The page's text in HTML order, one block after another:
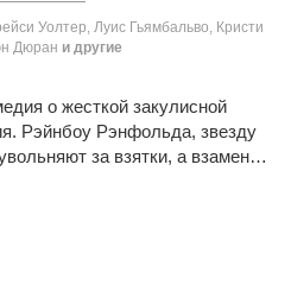
Уолтер, Луис Гьямбальво, Кристи
Дюран и другие
о жесткой закулисной
Рэйнбоу Рэнфольда, звезду
за взятки, а взамен
носорога. Смучи